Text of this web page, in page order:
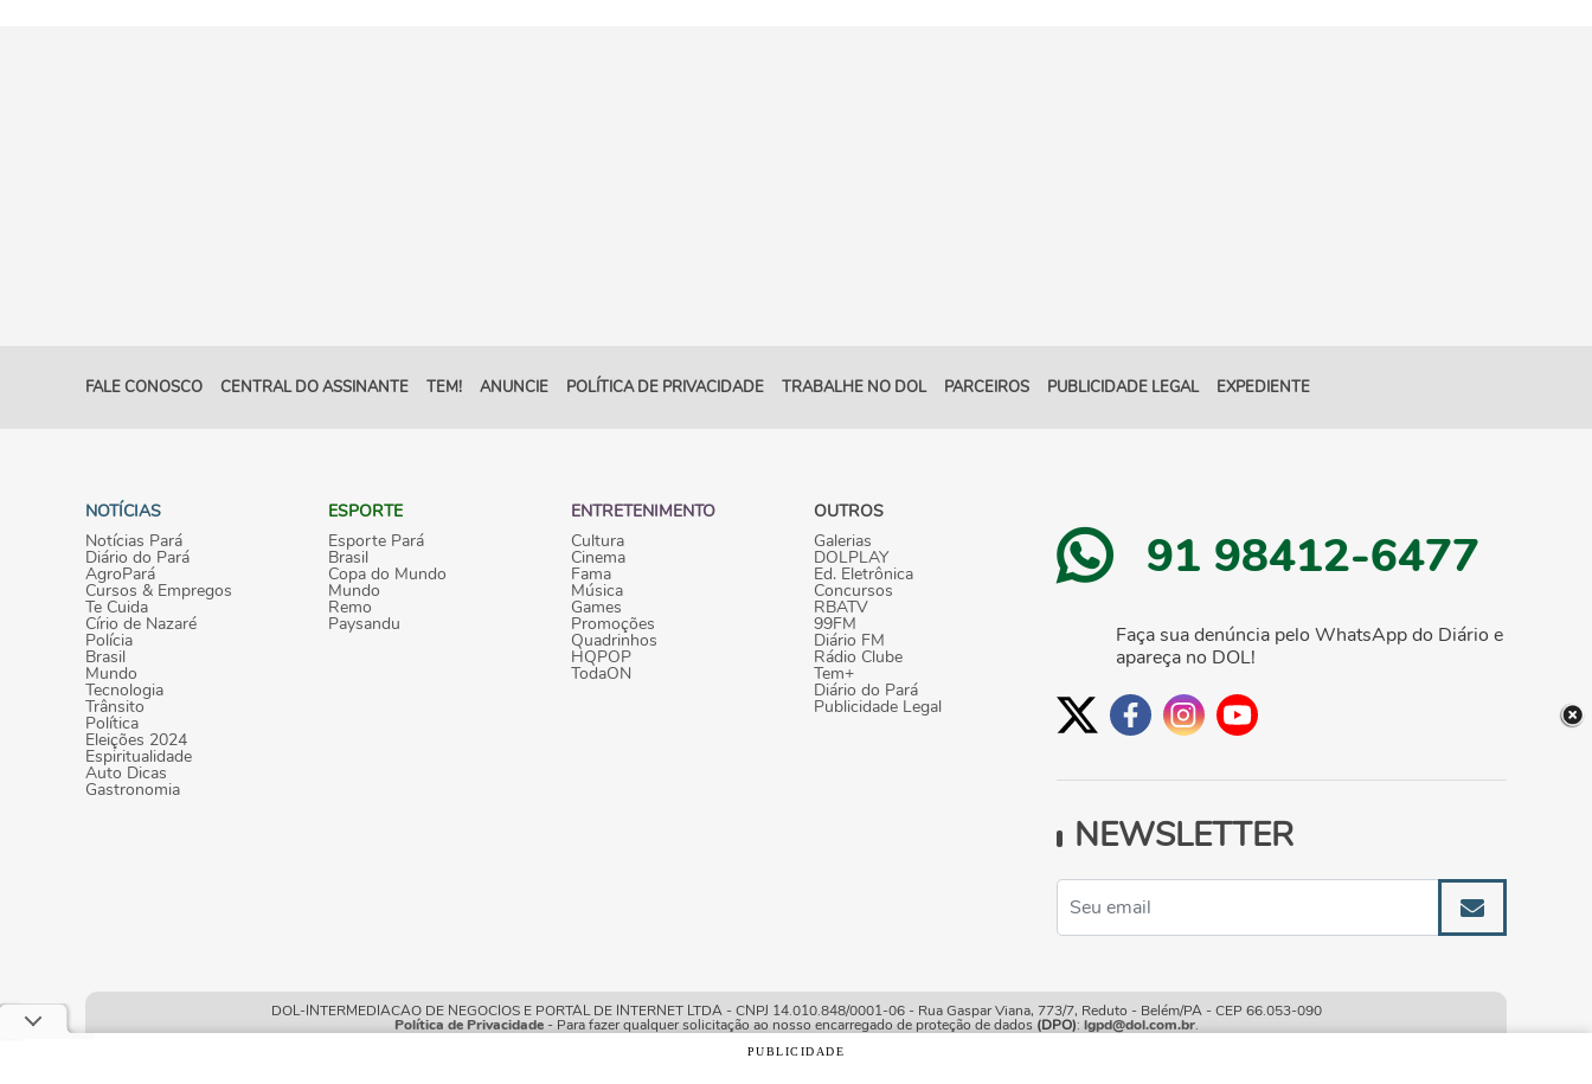
FALE CONOSCO CENTRAL DO ASSINANTE TEM! ANUNCIE POLÍTICA DE PRIVACIDADE TRABALHE NO DOL PARCEIROS PUBLICIDADE LEGAL EXPEDIENTE
NOTÍCIAS
Notícias Pará
Diário do Pará
AgroPará
Cursos & Empregos
Te Cuida
Círio de Nazaré
Polícia
Brasil
Mundo
Tecnologia
Trânsito
Política
Eleições 2024
Espiritualidade
Auto Dicas
Gastronomia
ESPORTE
Esporte Pará
Brasil
Copa do Mundo
Mundo
Remo
Paysandu
ENTRETENIMENTO
Cultura
Cinema
Fama
Música
Games
Promoções
Quadrinhos
HQPOP
TodaON
OUTROS
Galerias
DOLPLAY
Ed. Eletrônica
Concursos
RBATV
99FM
Diário FM
Rádio Clube
Tem+
Diário do Pará
Publicidade Legal
91 98412-6477
Faça sua denúncia pelo WhatsApp do Diário e
apareça no DOL!
NEWSLETTER
DOL-INTERMEDIACAO DE NEGOCIOS E PORTAL DE INTERNET LTDA - CNPJ 14.010.848/0001-06 - Rua Gaspar Viana, 773/7, Reduto - Belém/PA - CEP 66.053-090
Política de Privacidade- Para fazer qualquer solicitação ao nosso encarregado de proteção de dados (DPO): lgpd@dol.com.br.
PUBLICIDADE